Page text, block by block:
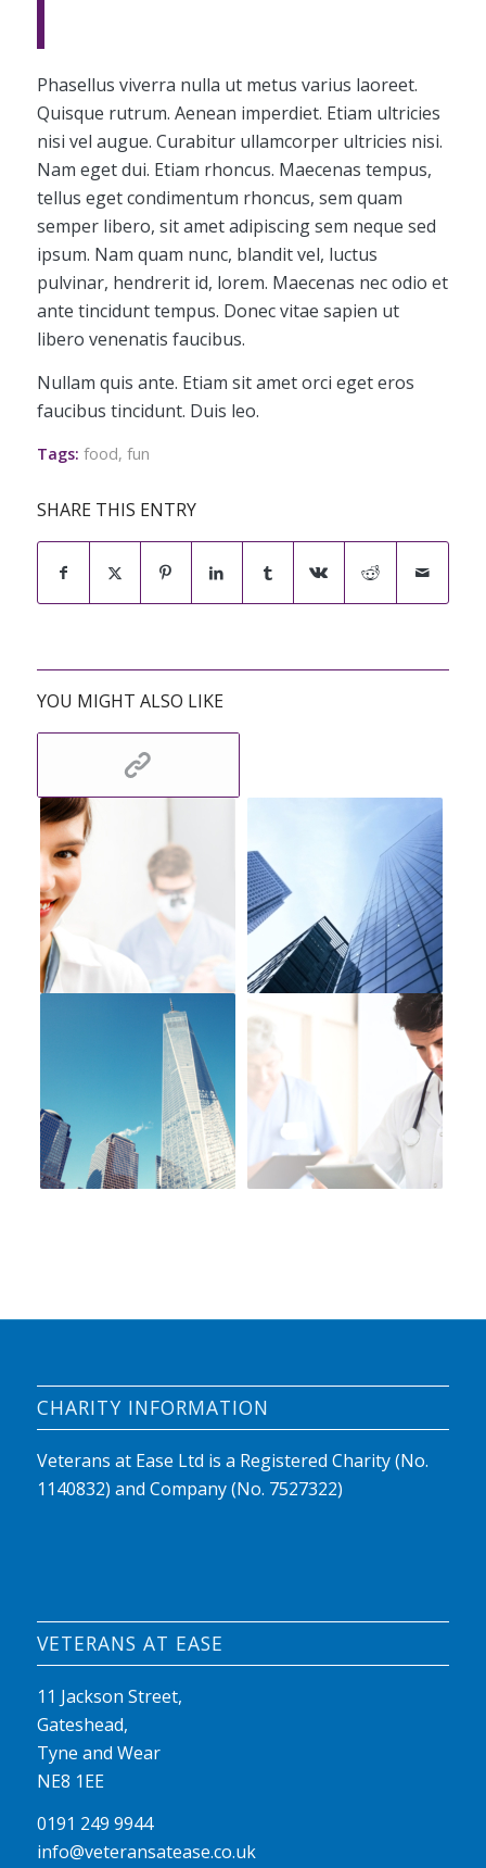
Phasellus viverra nulla ut metus varius laoreet.
Quisque rutrum. Aenean imperdiet. Etiam ultricies
nisi vel augue. Curabitur ullamcorper ultricies nisi.
Nam eget dui. Etiam rhoncus. Maecenas tempus,
tellus eget condimentum rhoncus, sem quam
semper libero, sit amet adipiscing sem neque sed
ipsum. Nam quam nunc, blandit vel, luctus
pulvinar, hendrerit id, lorem. Maecenas nec odio et
ante tincidunt tempus. Donec vitae sapien ut
libero venenatis faucibus.
Nullam quis ante. Etiam sit amet orci eget eros
faucibus tincidunt. Duis leo.
Tags: food, fun
SHARE THIS ENTRY
YOU MIGHT ALSO LIKE
CHARITY INFORMATION
Veterans at Ease Ltd is a Registered Charity (No.
1140832) and Company (No. 7527322)
VETERANS AT EASE
11 Jackson Street,
Gateshead,
Tyne and Wear
NE8 1EE
0191 249 9944
info@veteransatease.co.uk